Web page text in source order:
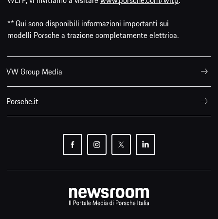
** Qui sono disponibili informazioni importanti sui
modelli Porsche a trazione completamente elettrica.
VW Group Media
Porsche.it